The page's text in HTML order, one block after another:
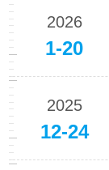
2026
1-20
2025
12-24